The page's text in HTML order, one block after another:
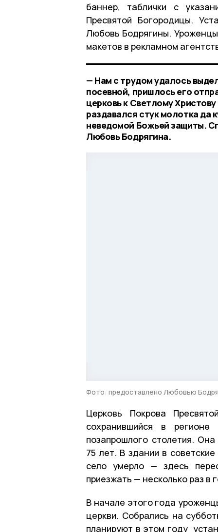
баннер, таблички с
Пресвятой Богородицы.
Любовь Бодрягины. Уроженцы
макетов в рекламном
— Нам с трудом удалось
посевной, пришлось его
церковь к Светлому
раздавался стук молотка да
неведомой Божьей защиты.
Любовь Бодрягина.
Фото: предоставлено Любовью
Церковь Покрова
сохранившийся в регионе
позапрошлого столетия.
75 лет. В здании в
село умерло — здесь
приезжать — несколько раз в
В начале этого года
церкви. Собрались на
планируют в этом году